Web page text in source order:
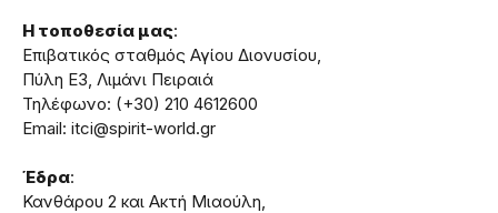
Η τοποθεσία μας:
Επιβατικός σταθμός Αγίου Διονυσίου,
Πύλη Ε3, Λιμάνι Πειραιά
Τηλέφωνο: (+30) 210 4612600
Email: itci@spirit-world.gr
Έδρα:
Κανθάρου 2 και Ακτή Μιαούλη,